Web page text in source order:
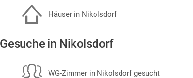
Häuser in Nikolsdorf
Gesuche in Nikolsdorf
WG-Zimmer in Nikolsdorf gesucht